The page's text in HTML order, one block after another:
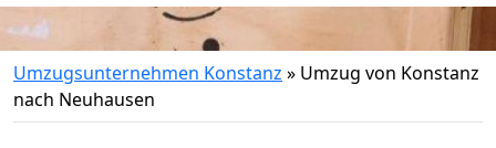
Umzugsunternehmen Konstanz » Umzug von Konstanz
nach Neuhausen